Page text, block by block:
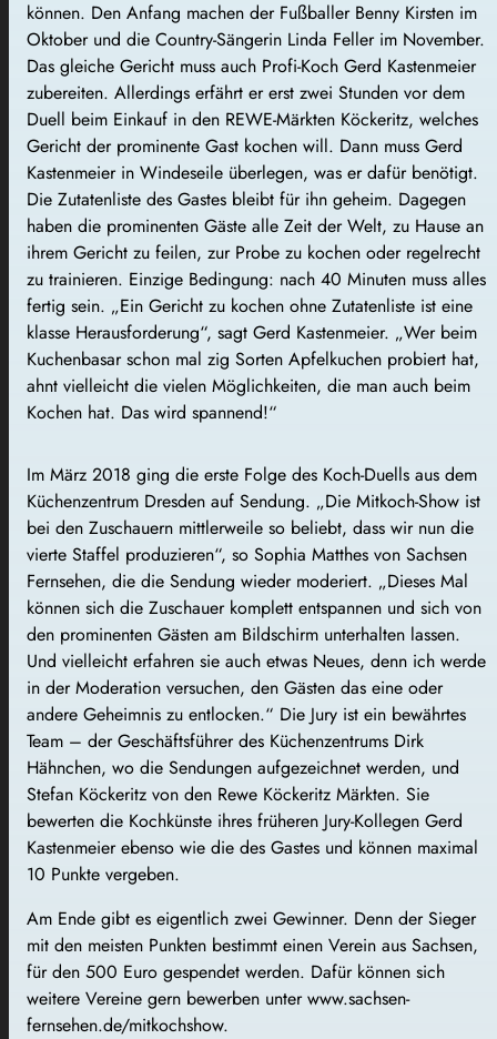
können. Den Anfang machen der Fußballer Benny Kirsten im
Oktober und die Country-Sängerin Linda Feller im November.
Das gleiche Gericht muss auch Profi-Koch Gerd Kastenmeier
zubereiten. Allerdings erfährt er erst zwei Stunden vor dem
Duell beim Einkauf in den REWE-Märkten Köckeritz, welches
Gericht der prominente Gast kochen will. Dann muss Gerd
Kastenmeier in Windeseile überlegen, was er dafür benötigt.
Die Zutatenliste des Gastes bleibt für ihn geheim. Dagegen
haben die prominenten Gäste alle Zeit der Welt, zu Hause an
ihrem Gericht zu feilen, zur Probe zu kochen oder regelrecht
zu trainieren. Einzige Bedingung: nach 40 Minuten muss alles
fertig sein. „Ein Gericht zu kochen ohne Zutatenliste ist eine
klasse Herausforderung“, sagt Gerd Kastenmeier. „Wer beim
Kuchenbasar schon mal zig Sorten Apfelkuchen probiert hat,
ahnt vielleicht die vielen Möglichkeiten, die man auch beim
Kochen hat. Das wird spannend!“
Im März 2018 ging die erste Folge des Koch-Duells aus dem
Küchenzentrum Dresden auf Sendung. „Die Mitkoch-Show ist
bei den Zuschauern mittlerweile so beliebt, dass wir nun die
vierte Staffel produzieren“, so Sophia Matthes von Sachsen
Fernsehen, die die Sendung wieder moderiert. „Dieses Mal
können sich die Zuschauer komplett entspannen und sich von
den prominenten Gästen am Bildschirm unterhalten lassen.
Und vielleicht erfahren sie auch etwas Neues, denn ich werde
in der Moderation versuchen, den Gästen das eine oder
andere Geheimnis zu entlocken.“ Die Jury ist ein bewährtes
Team – der Geschäftsführer des Küchenzentrums Dirk
Hähnchen, wo die Sendungen aufgezeichnet werden, und
Stefan Köckeritz von den Rewe Köckeritz Märkten. Sie
bewerten die Kochkünste ihres früheren Jury-Kollegen Gerd
Kastenmeier ebenso wie die des Gastes und können maximal
10 Punkte vergeben.
Am Ende gibt es eigentlich zwei Gewinner. Denn der Sieger
mit den meisten Punkten bestimmt einen Verein aus Sachsen,
für den 500 Euro gespendet werden. Dafür können sich
weitere Vereine gern bewerben unter www.sachsen-
fernsehen.de/mitkochshow.